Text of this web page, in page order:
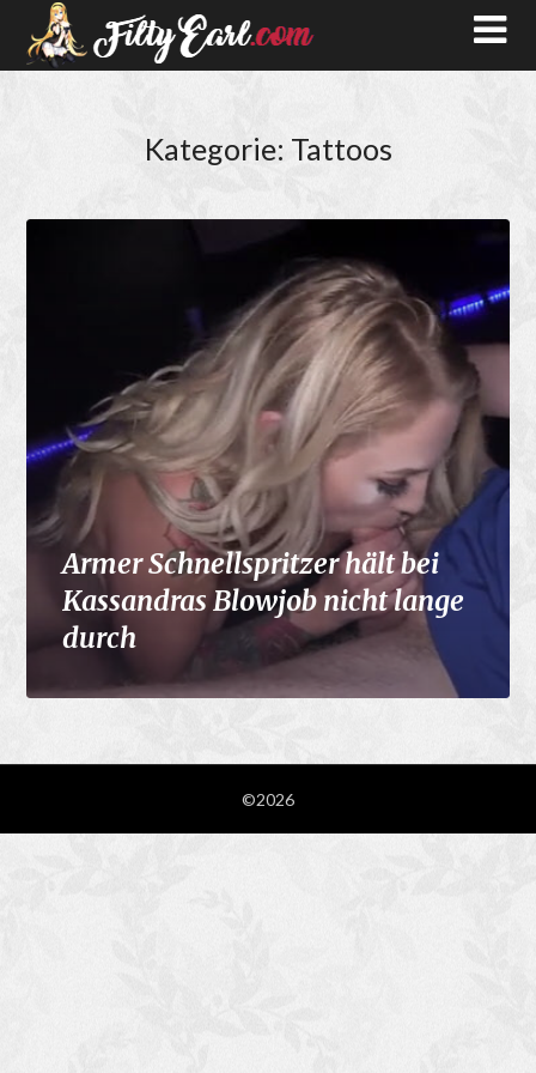
Kategorie: Tattoos
Armer Schnellspritzer hält bei
Kassandras Blowjob nicht lange
durch
©2026